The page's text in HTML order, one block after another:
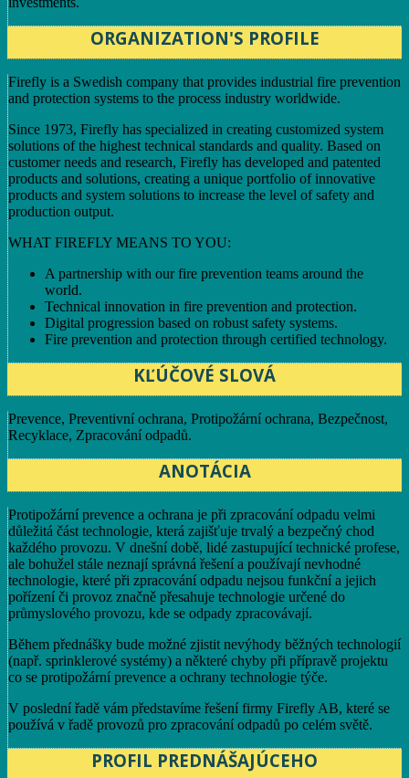
ORGANIZATION'S PROFILE
Firefly is a Swedish company that provides industrial fire prevention
and protection systems to the process industry worldwide.
Since 1973, Firefly has specialized in creating customized system
solutions of the highest technical standards and quality. Based on
customer needs and research, Firefly has developed and patented
products and solutions, creating a unique portfolio of innovative
products and system solutions to increase the level of safety and
production output.
WHAT FIREFLY MEANS TO YOU:
A partnership with our fire prevention teams around the
world.
Technical innovation in fire prevention and protection.
Digital progression based on robust safety systems.
Fire prevention and protection through certified technology.
KĽÚČOVÉ SLOVÁ
Prevence, Preventivní ochrana, Protipožární ochrana, Bezpečnost,
Recyklace, Zpracování odpadů.
ANOTÁCIA
Protipožární prevence a ochrana je při zpracování odpadu velmi
důležitá část technologie, která zajišťuje trvalý a bezpečný chod
každého provozu. V dnešní době, lidé zastupující technické profese,
ale bohužel stále neznají správná řešení a používají nevhodné
technologie, které při zpracování odpadu nejsou funkční a jejich
pořízení či provoz značně přesahuje technologie určené do
průmyslového provozu, kde se odpady zpracovávají.
Během přednášky bude možné zjistit nevýhody běžných technologií
(např. sprinklerové systémy) a některé chyby při přípravě projektu
co se protipožární prevence a ochrany technologie týče.
V poslední řadě vám představíme řešení firmy Firefly AB, které se
používá v řadě provozů pro zpracování odpadů po celém světě.
PROFIL PREDNÁŠAJÚCEHO